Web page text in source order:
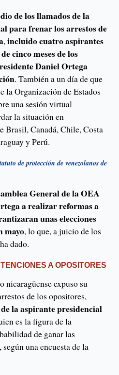
de los llamados de la
para frenar los arrestos de
,incluido cuatro aspirantes
cinco meses de los
Daniel Ortega
. También a un día de que
la Organización de Estados
una sesión virtual
la situación en
Brasil, Canadá, Chile, Costa
y Perú.
de protección de venezolanos de
General de la OEA
a realizar reformas a
unas elecciones
mayo, lo que, a juicio de los
dado.
A OPOSITORES
nicaragüense expuso su
de los opositores,
la aspirante presidencial
es la figura de la
de ganar las
una encuesta de la